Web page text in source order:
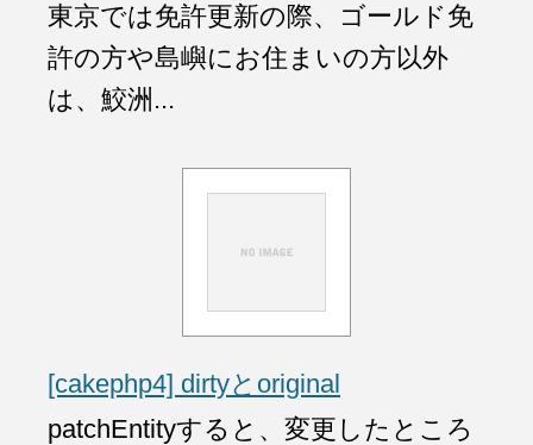
東京では免許更新の際、ゴールド免
許の方や島嶼にお住まいの方以外
は、鮫洲...
[cakephp4] dirtyとoriginal
patchEntityすると、変更したところ